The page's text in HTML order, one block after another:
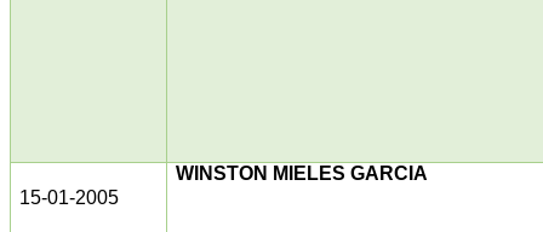
15-01-2005
WINSTON MIELES GARCIA